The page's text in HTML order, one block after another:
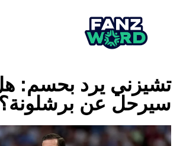
تشيزني يرد بحسم:
سيرحل عن برشلونة؟